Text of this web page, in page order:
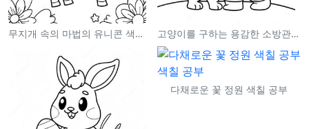
무지개 속의 마법의 유니콘 색칠 공부 고양이를 구하는 용감한 소방관 색칠 공부
다채로운 꽃 정원 색칠 공부